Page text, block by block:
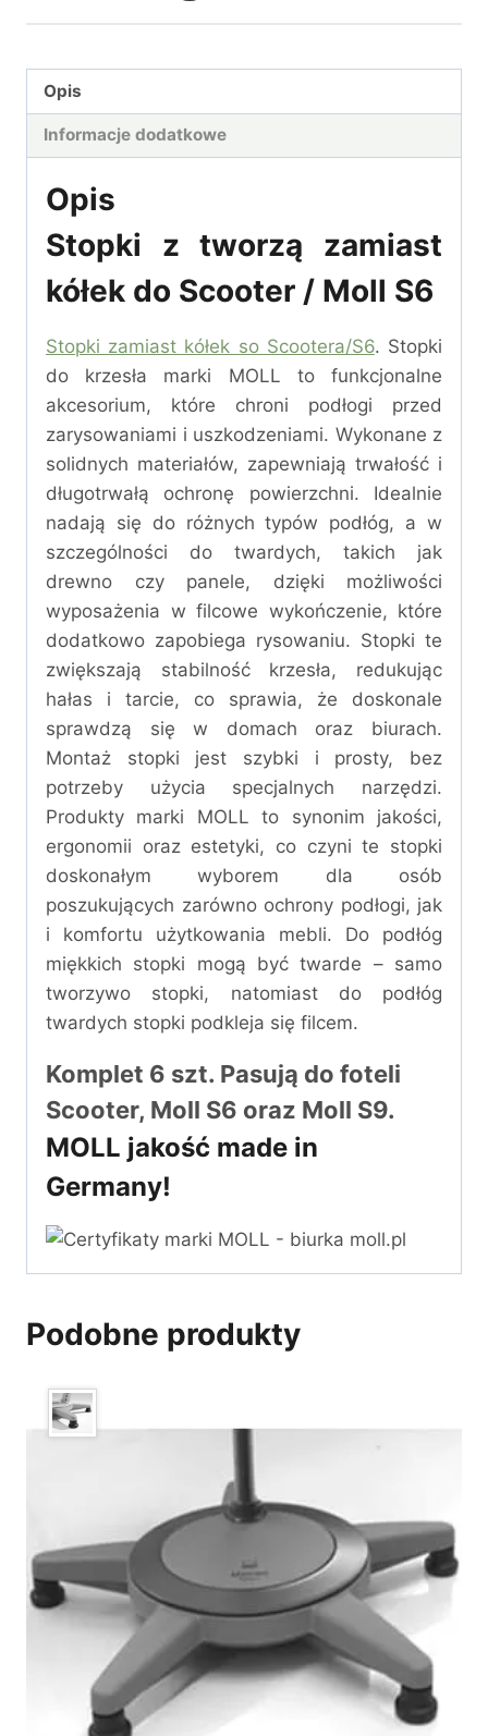
Opis
Informacje dodatkowe
Opis
Stopki z tworzą zamiast
kółek do Scooter / Moll S6
Stopki zamiast kółek so Scootera/S6. Stopki
do krzesła marki MOLL to funkcjonalne
akcesorium, które chroni podłogi przed
zarysowaniami i uszkodzeniami. Wykonane z
solidnych materiałów, zapewniają trwałość i
długotrwałą ochronę powierzchni. Idealnie
nadają się do różnych typów podłóg, a w
szczególności do twardych, takich jak
drewno czy panele, dzięki możliwości
wyposażenia w filcowe wykończenie, które
dodatkowo zapobiega rysowaniu. Stopki te
zwiększają stabilność krzesła, redukując
hałas i tarcie, co sprawia, że doskonale
sprawdzą się w domach oraz biurach.
Montaż stopki jest szybki i prosty, bez
potrzeby użycia specjalnych narzędzi.
Produkty marki MOLL to synonim jakości,
ergonomii oraz estetyki, co czyni te stopki
doskonałym wyborem dla osób
poszukujących zarówno ochrony podłogi, jak
i komfortu użytkowania mebli. Do podłóg
miękkich stopki mogą być twarde – samo
tworzywo stopki, natomiast do podłóg
twardych stopki podkleja się filcem.
Komplet 6 szt. Pasują do foteli
Scooter, Moll S6 oraz Moll S9.
MOLL jakość made in
Germany!
Podobne produkty